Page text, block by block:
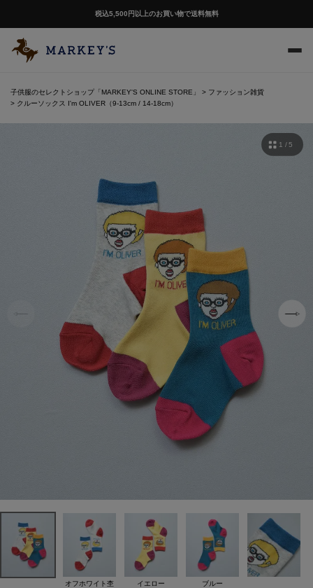
税込5,500円以上のお買い物で送料無料
子供服のセレクトショップ「MARKEY'S ONLINE STORE」
ファッション雑貨
クルーソックス I'm OLIVER（9-13cm / 14-18cm）
オフホワイト杢 イエロー ブルー
1 / 5